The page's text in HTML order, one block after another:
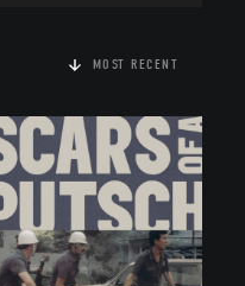
MOST RECENT